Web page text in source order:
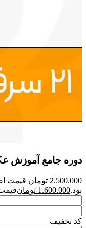
دوره جامع آموزش
2.500.000 تومان
بود.1.600.000 تومانقیمت فعلی
کد تخفیف